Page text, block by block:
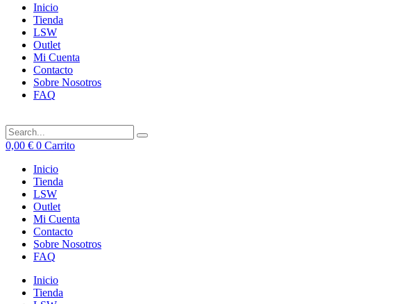
Inicio
Tienda
LSW
Outlet
Mi Cuenta
Contacto
Sobre Nosotros
FAQ
0,00 € 0 Carrito
Inicio
Tienda
LSW
Outlet
Mi Cuenta
Contacto
Sobre Nosotros
FAQ
Inicio
Tienda